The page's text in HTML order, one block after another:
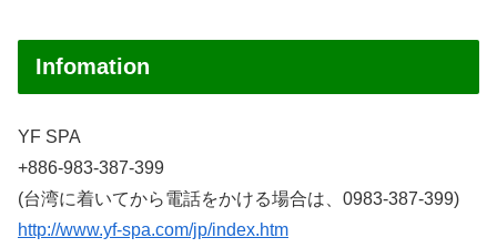
Infomation
YF SPA
+886-983-387-399
(台湾に着いてから電話をかける場合は、0983-387-399)
http://www.yf-spa.com/jp/index.htm